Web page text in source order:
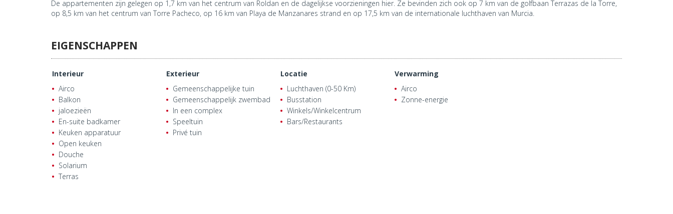
De appartementen zijn gelegen op 1,7 km van het centrum van Roldan en de dagelijkse voorzieningen hier. Ze bevinden zich ook op 7 km van de golfbaan Terrazas de la Torre,
op 8,5 km van het centrum van Torre Pacheco, op 16 km van Playa de Manzanares strand en op 17,5 km van de internationale luchthaven van Murcia.
EIGENSCHAPPEN
Interieur
Airco
Balkon
jaloezieën
En-suite badkamer
Keuken apparatuur
Open keuken
Douche
Solarium
Terras
Exterieur
Gemeenschappelijke tuin
Gemeenschappelijk zwembad
In een complex
Speeltuin
Privé tuin
Locatie
Luchthaven (0-50 Km)
Busstation
Winkels/Winkelcentrum
Bars/Restaurants
Verwarming
Airco
Zonne-energie